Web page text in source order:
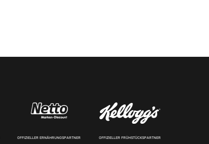
OFFIZIELLER ERNÄHRUNGSPARTNER OFFIZIELLER FRÜHSTÜCKSPARTNER